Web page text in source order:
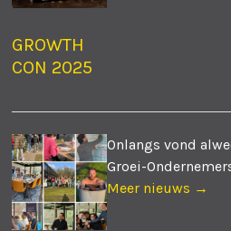
GROWTH
CON 2025
Onlangs vond
Groei-
Meer nieuws →